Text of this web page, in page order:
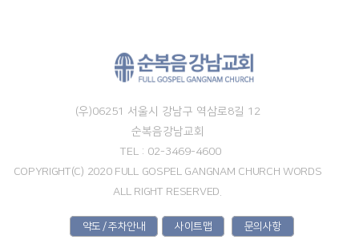
(우)06251 서울시 강남구 역삼로8길 12
순복음강남교회
TEL : 02-3469-4600
COPYRIGHT(C) 2020 FULL GOSPEL GANGNAM CHURCH WORDS
ALL RIGHT RESERVED.
약도 / 주차안내 사이트맵 문의사항